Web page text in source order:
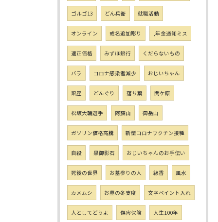
ゴルゴ13 どん兵衛 就職活動
オンライン 戒名追加彫り ,年金通知ミス
適正価格 みずほ銀行 くだらないもの
バラ コロナ感染者減少 おじいちゃん
銀座 どんぐり 落ち葉 関ケ原
松坂大輔選手 阿蘇山 御岳山
ガソリン価格高騰 新型コロナワクチン接種
自殺 黒御影石 おじいちゃんのお手伝い
死後の世界 お墓参りの人 線香 風水
カメムシ お墓の冬支度 文字ペイント入れ
人としてどうよ 傷害保険 人生100年